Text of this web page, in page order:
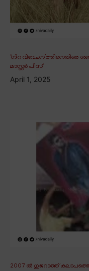
‘നിറ വിവേചന’ത്തിനെതിരെ
മാസ്റ്റർ പീസ്
April 1, 2025
2007 ൽ ഗുജറാത്ത് കലാപത്തെ